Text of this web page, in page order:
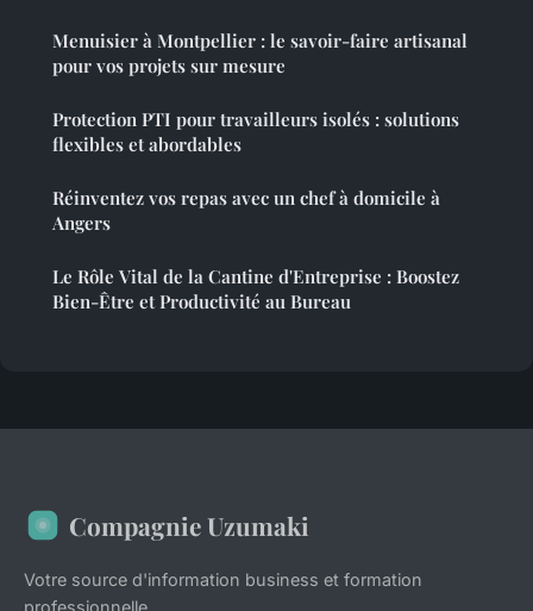
Menuisier à Montpellier : le savoir-faire artisanal
pour vos projets sur mesure
Protection PTI pour travailleurs isolés : solutions
flexibles et abordables
Réinventez vos repas avec un chef à domicile à
Angers
Le Rôle Vital de la Cantine d'Entreprise : Boostez
Bien-Être et Productivité au Bureau
Compagnie Uzumaki
Votre source d'information business et formation
professionnelle